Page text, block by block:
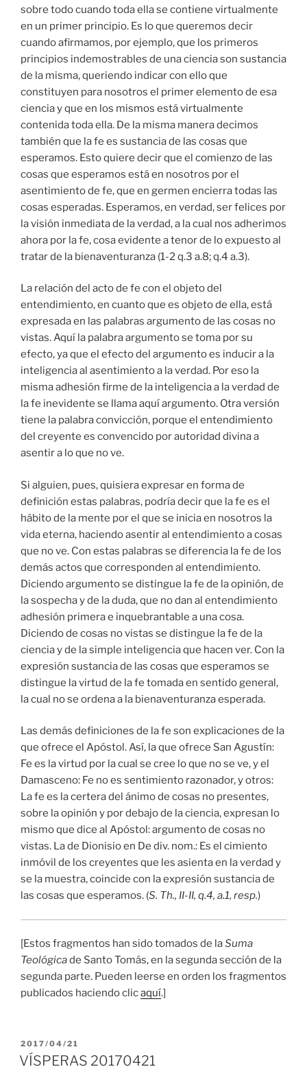
sobre todo cuando toda ella se contiene virtualmente
en un primer principio. Es lo que queremos decir
cuando afirmamos, por ejemplo, que los primeros
principios indemostrables de una ciencia son sustancia
de la misma, queriendo indicar con ello que
constituyen para nosotros el primer elemento de esa
ciencia y que en los mismos está virtualmente
contenida toda ella. De la misma manera decimos
también que la fe es sustancia de las cosas que
esperamos. Esto quiere decir que el comienzo de las
cosas que esperamos está en nosotros por el
asentimiento de fe, que en germen encierra todas las
cosas esperadas. Esperamos, en verdad, ser felices por
la visión inmediata de la verdad, a la cual nos adherimos
ahora por la fe, cosa evidente a tenor de lo expuesto al
tratar de la bienaventuranza (1-2 q.3 a.8; q.4 a.3).
La relación del acto de fe con el objeto del
entendimiento, en cuanto que es objeto de ella, está
expresada en las palabras argumento de las cosas no
vistas. Aquí la palabra argumento se toma por su
efecto, ya que el efecto del argumento es inducir a la
inteligencia al asentimiento a la verdad. Por eso la
misma adhesión firme de la inteligencia a la verdad de
la fe inevidente se llama aquí argumento. Otra versión
tiene la palabra convicción, porque el entendimiento
del creyente es convencido por autoridad divina a
asentir a lo que no ve.
Si alguien, pues, quisiera expresar en forma de
definición estas palabras, podría decir que la fe es el
hábito de la mente por el que se inicia en nosotros la
vida eterna, haciendo asentir al entendimiento a cosas
que no ve. Con estas palabras se diferencia la fe de los
demás actos que corresponden al entendimiento.
Diciendo argumento se distingue la fe de la opinión, de
la sospecha y de la duda, que no dan al entendimiento
adhesión primera e inquebrantable a una cosa.
Diciendo de cosas no vistas se distingue la fe de la
ciencia y de la simple inteligencia que hacen ver. Con la
expresión sustancia de las cosas que esperamos se
distingue la virtud de la fe tomada en sentido general,
la cual no se ordena a la bienaventuranza esperada.
Las demás definiciones de la fe son explicaciones de la
que ofrece el Apóstol. Así, la que ofrece San Agustín:
Fe es la virtud por la cual se cree lo que no se ve, y el
Damasceno: Fe no es sentimiento razonador, y otros:
La fe es la certera del ánimo de cosas no presentes,
sobre la opinión y por debajo de la ciencia, expresan lo
mismo que dice al Apóstol: argumento de cosas no
vistas. La de Dionisio en De div. nom.: Es el cimiento
inmóvil de los creyentes que les asienta en la verdad y
se la muestra, coincide con la expresión sustancia de
las cosas que esperamos. (S. Th., II-II, q.4, a.1, resp.)
[Estos fragmentos han sido tomados de laSuma
Teológicade Santo Tomás, en la segunda sección de la
segunda parte. Pueden leerse en orden los fragmentos
publicados haciendo clicaquí.]
PUBLICADO
EL
2017/04/21
VÍSPERAS 20170421